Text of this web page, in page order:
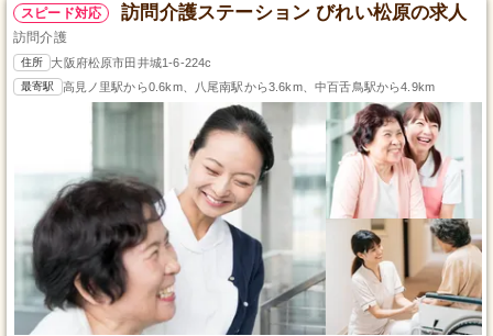
スピード対応 訪問介護ステーション びれい松原の求人
訪問介護
住所 大阪府松原市田井城1-6-224c
最寄駅 高見ノ里駅から0.6km、八尾南駅から3.6km、中百舌鳥駅から4.9km